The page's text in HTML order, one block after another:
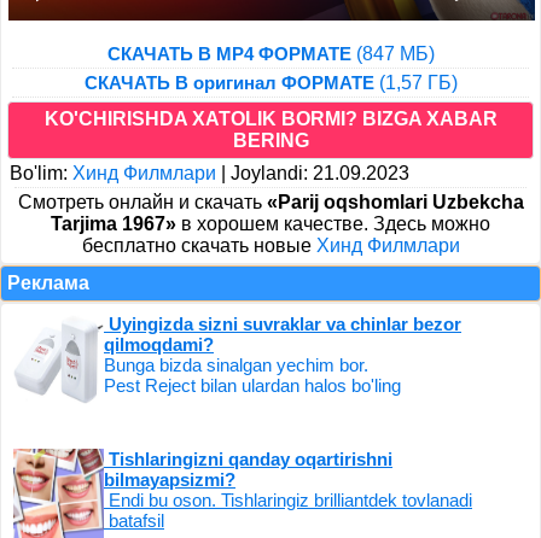
СКАЧАТЬ В MP4 ФОРМАТЕ(847 МБ)
СКАЧАТЬ В оригинал ФОРМАТЕ(1,57 ГБ)
KO'CHIRISHDA XATOLIK BORMI? BIZGA XABAR
BERING
Bo'lim: Хинд Филмлари
Joylandi: 21.09.2023
Cмотреть онлайн и скачать «Parij oqshomlari Uzbekcha
Tarjima 1967» в хорошем качестве. Здесь можно
бесплатно скачать новые Хинд Филмлари
Реклама
Uyingizda sizni suvraklar va chinlar bezor
qilmoqdami?
Bunga bizda sinalgan yechim bor.
Pest Reject bilan ulardan halos bo'ling
Tishlaringizni qanday oqartirishni
bilmayapsizmi?
Endi bu oson. Tishlaringiz brilliantdek tovlanadi
batafsil